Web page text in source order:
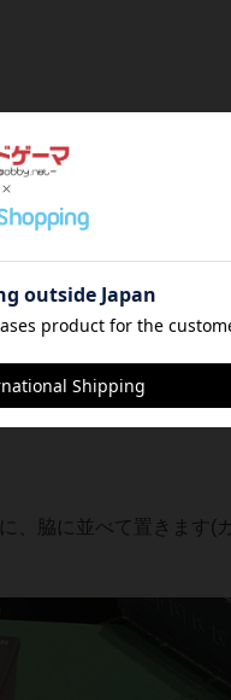
オープン
らず『最大数』を出し
に⭐️があれば、そのまま
、脇に並べて置きます(